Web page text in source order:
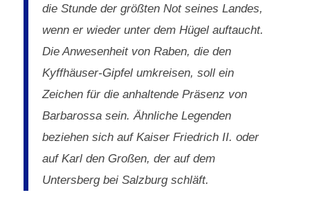
die Stunde der größten Not seines Landes,
wenn er wieder unter dem Hügel auftaucht.
Die Anwesenheit von Raben, die den
Kyffhäuser-Gipfel umkreisen, soll ein
Zeichen für die anhaltende Präsenz von
Barbarossa sein. Ähnliche Legenden
beziehen sich auf Kaiser Friedrich II. oder
auf Karl den Großen, der auf dem
Untersberg bei Salzburg schläft.